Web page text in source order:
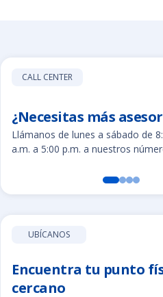
CALL CENTER
¿Necesitas más
Llámanos de lunes a sábado de
a.m. a 5:00 p.m. a nuestros
UBÍCANOS
Encuentra tu punto
cercano